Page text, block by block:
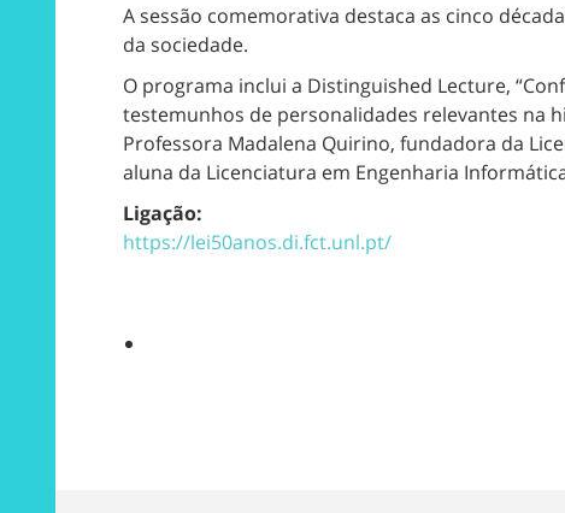
A sessão comemorativa destaca as cinco
da sociedade.
O programa inclui a Distinguished Lecture,
testemunhos de personalidades relevantes na
Professora Madalena Quirino, fundadora da
aluna da Licenciatura em Engenharia Informática
Ligação:
https://lei50anos.di.fct.unl.pt/